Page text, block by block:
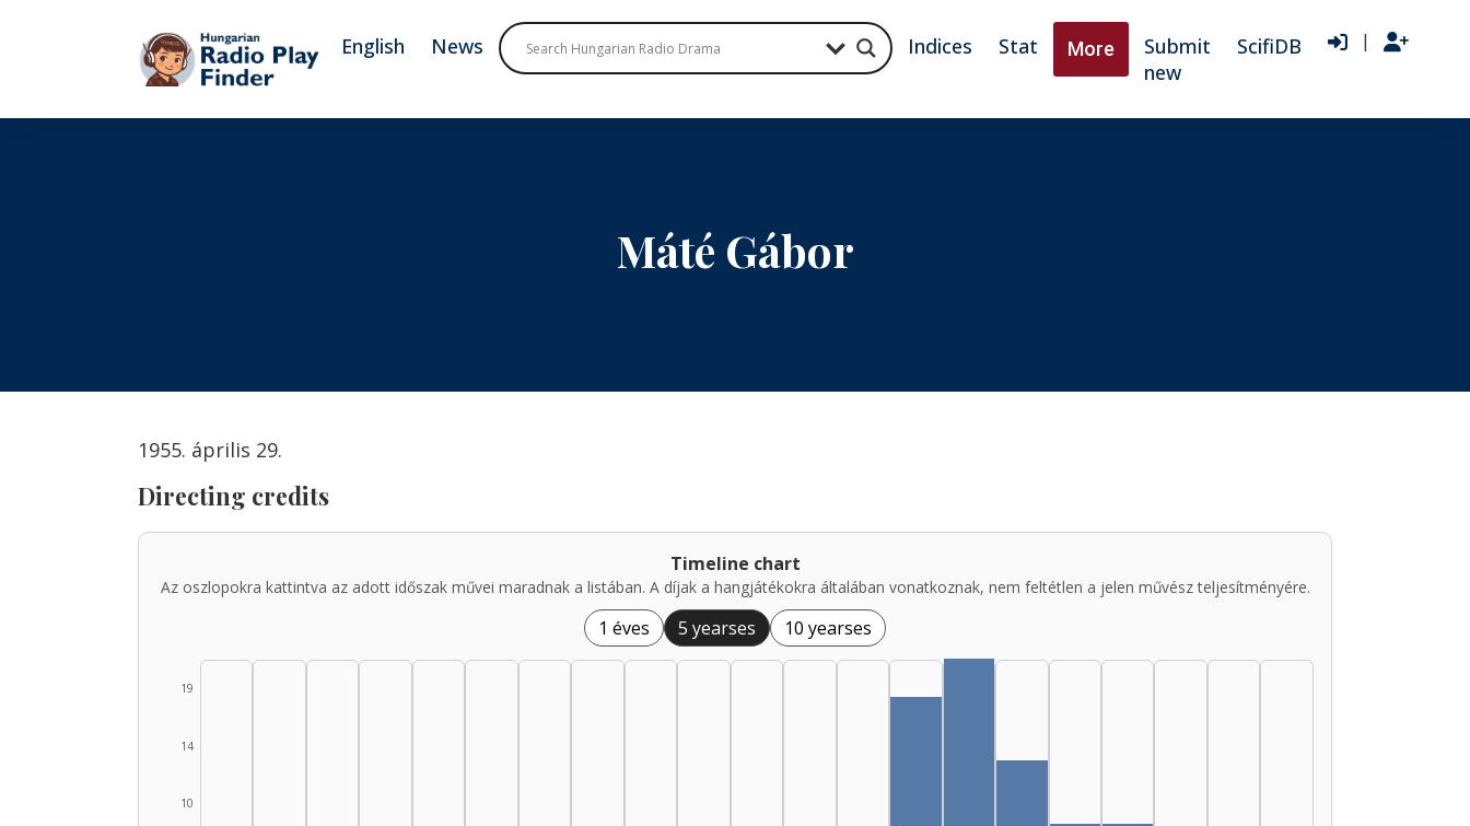
English News Indices Stat More
Submit
new
ScifiDB |
Máté Gábor
1955. április 29.
Directing credits
Timeline chart
Az oszlopokra kattintva az adott időszak művei maradnak a listában. A díjak a hangjátékokra általában vonatkoznak, nem feltétlen a jelen művész teljesítményére.
1 éves 5 yearses 10 yearses
10
14
19